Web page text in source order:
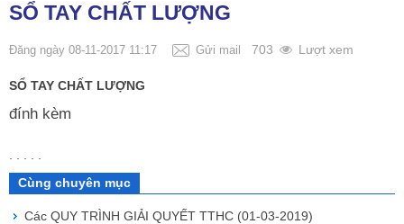
SỔ TAY CHẤT LƯỢNG
Đăng ngày 08-11-2017 11:17 Gửi mail 703 Lượt xem
SỔ TAY CHẤT LƯỢNG
đính kèm
Cùng chuyên mục
Các QUY TRÌNH GIẢI QUYẾT TTHC (01-03-2019)